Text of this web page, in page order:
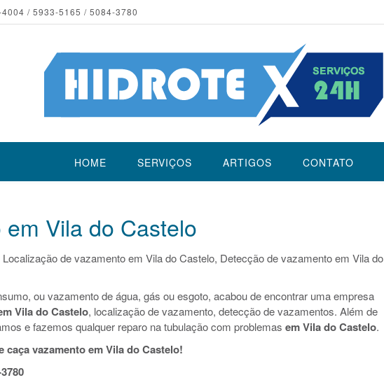
/ 5933-5165 / 5084-3780
HOME SERVIÇOS ARTIGOS CONTATO
Vila do Castelo
de vazamento em Vila do Castelo, Detecção de vazamento em Vila do
ou vazamento de água, gás ou esgoto, acabou de encontrar uma empresa
Vila do Castelo, localização de vazamento, detecção de vazamentos. Além de
e fazemos qualquer reparo na tubulação com problemas em Vila do Castelo.
vazamento em Vila do Castelo!